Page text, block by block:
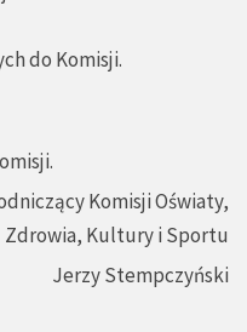
do Komisji.
Komisji Oświaty,
Zdrowia, Kultury i Sportu
Jerzy Stempczyński